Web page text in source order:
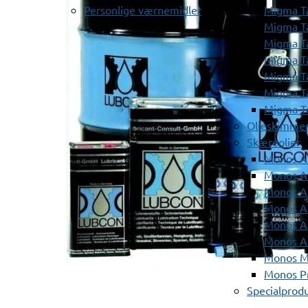
Personlige værnemidler
Migma
Migma
Migma
Migma
Migma
Migma
Migma
Skæreolier
Monos
Monos
Monos
Monos
Monos
Monos
Monos
Monos